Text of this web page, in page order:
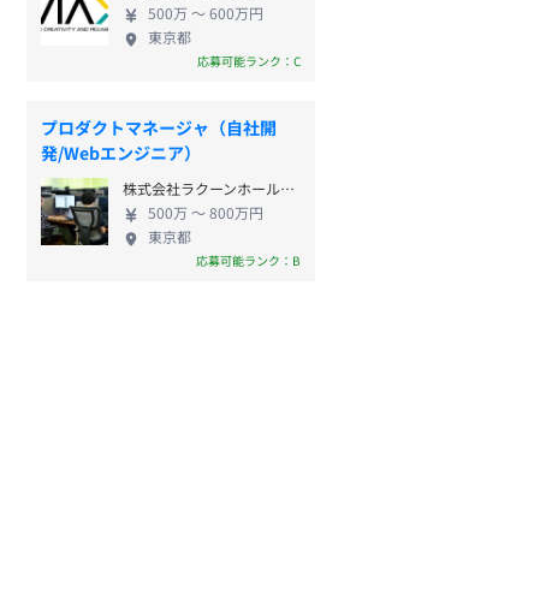
500万 〜 600万円
東京都
応募可能ランク：C
プロダクトマネージャ（自社開
発/Webエンジニア）
株式会社ラクーンホールディングス
500万 〜 800万円
東京都
応募可能ランク：B